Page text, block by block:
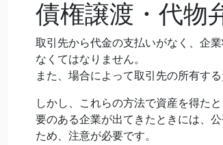
債権譲渡・代物
取引先から代金の支払いがなく、企
なくてはなりません。
また、場合によって取引先の所有す
しかし、これらの方法で資産を得た
要のある企業が出てきたときには、
ため、注意が必要です。